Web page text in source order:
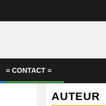
= CONTACT =
AUTEUR